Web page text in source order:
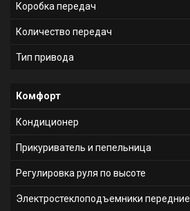
Коробка передач
Количество передач
Тип привода
Комфорт
Кондиционер
Прикуриватель и пепельница
Регулировка руля по высоте
Электростеклоподъемники передние